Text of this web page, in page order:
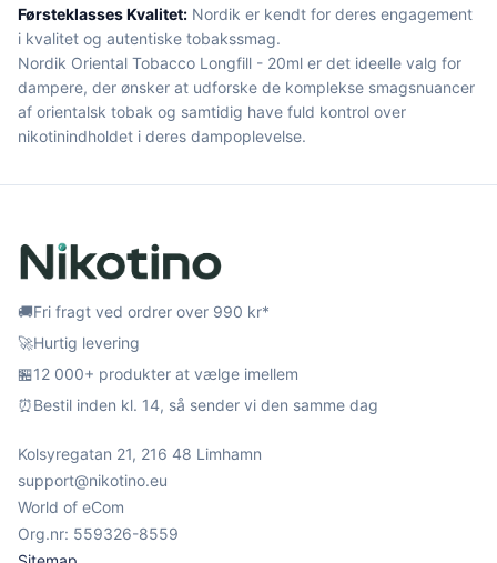
Førsteklasses Kvalitet: Nordik er kendt for deres engagement
i kvalitet og autentiske tobakssmag.
Nordik Oriental Tobacco Longfill - 20ml er det ideelle valg for
dampere, der ønsker at udforske de komplekse smagsnuancer
af orientalsk tobak og samtidig have fuld kontrol over
nikotinindholdet i deres dampoplevelse.
🚚Fri fragt ved ordrer over 990 kr*
🚀Hurtig levering
🏪12 000+ produkter at vælge imellem
⏰Bestil inden kl. 14, så sender vi den samme dag
Kolsyregatan 21, 216 48 Limhamn
support@nikotino.eu
World of eCom
Org.nr: 559326-8559